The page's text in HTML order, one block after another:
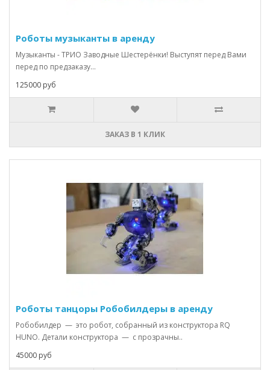
Роботы музыканты в аренду
Музыканты - ТРИО Заводные Шестерёнки! Выступят перед Вами
перед по предзаказу...
125000 руб
ЗАКАЗ В 1 КЛИК
Роботы танцоры Робобилдеры в аренду
Робобилдер — это робот, собранный из конструктора RQ
HUNO. Детали конструктора — с прозрачны..
45000 руб